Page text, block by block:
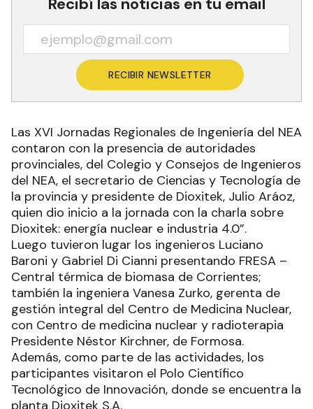
RECIBIR NEWSLETTER
Las XVI Jornadas Regionales de Ingeniería del NEA
contaron con la presencia de autoridades
provinciales, del Colegio y Consejos de Ingenieros
del NEA, el secretario de Ciencias y Tecnología de
la provincia y presidente de Dioxitek, Julio Aráoz,
quien dio inicio a la jornada con la charla sobre
Dioxitek: energía nuclear e industria 4.0”.
Luego tuvieron lugar los ingenieros Luciano
Baroni y Gabriel Di Cianni presentando FRESA –
Central térmica de biomasa de Corrientes;
también la ingeniera Vanesa Zurko, gerenta de
gestión integral del Centro de Medicina Nuclear,
con Centro de medicina nuclear y radioterapia
Presidente Néstor Kirchner, de Formosa.
Además, como parte de las actividades, los
participantes visitaron el Polo Científico
Tecnológico de Innovación, donde se encuentra la
planta Dioxitek S.A.